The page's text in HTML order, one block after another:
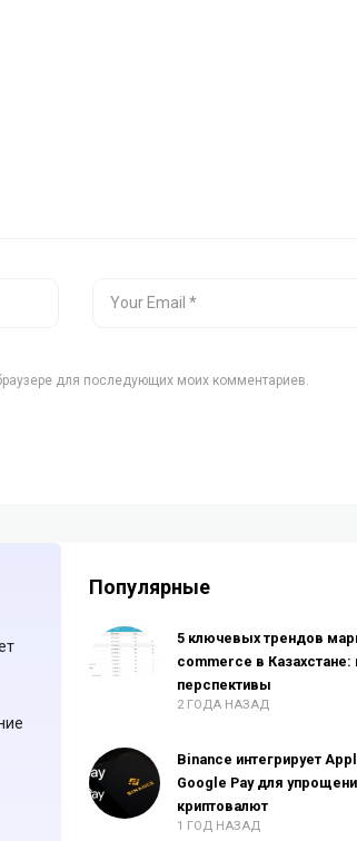
для последующих моих комментариев.
Популярные
5 ключевых трендов
commerce в
перспективы
2 ГОДА НАЗАД
Binance интегрирует Apple Pay и
Google Pay для
криптовалют
1 ГОД НАЗАД